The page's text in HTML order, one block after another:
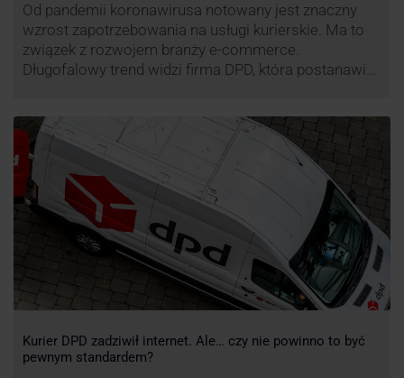
Od pandemii koronawirusa notowany jest znaczny
wzrost zapotrzebowania na usługi kurierskie. Ma to
związek z rozwojem branży e-commerce.
Długofalowy trend widzi firma DPD, która postanawia
usługi DPD Pickup. Firma już teraz chwali się danymi.
Kurier DPD zadziwił internet. Ale… czy nie powinno to być
pewnym standardem?